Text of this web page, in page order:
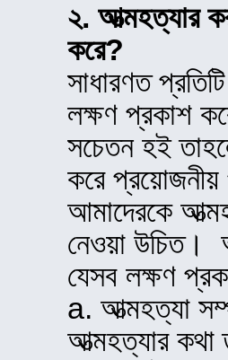
২. আত্মহত্যার
করে?
সাধারণত
লক্ষণ প্রকাশ
সচেতন হই
করে প্রয়োজনীয়
আমাদেরকে
নেওয়া উচিত।
যেসব লক্ষণ
a. আত্মহত্যা
আত্মহত্যার কথা